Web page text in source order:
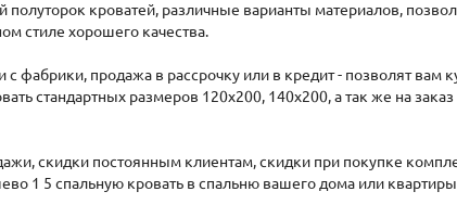
полуторок кроватей, различные варианты материалов,
стиле хорошего качества.
фабрики, продажа в рассрочку или в кредит - позволят вам
стандартных размеров 120х200, 140х200, а так же на
скидки постоянным клиентам, скидки при покупке
1 5 спальную кровать в спальню вашего дома или